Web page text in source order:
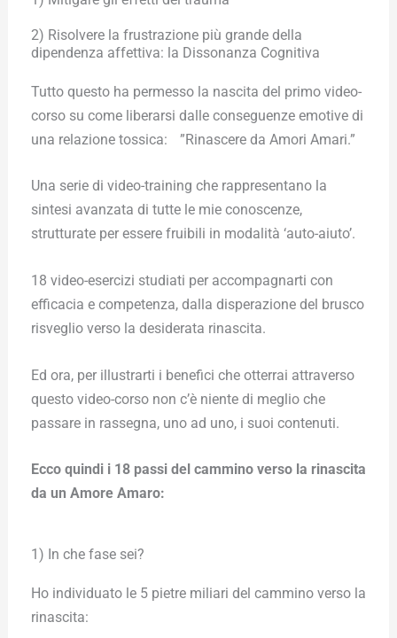
2) Risolvere la frustrazione più grande della
dipendenza affettiva: la Dissonanza Cognitiva
Tutto questo ha permesso la nascita del primo video-
corso su come liberarsi dalle conseguenze emotive di
una relazione tossica: ”Rinascere da Amori Amari.”
Una serie di video-training che rappresentano la
sintesi avanzata di tutte le mie conoscenze,
strutturate per essere fruibili in modalità ‘auto-aiuto’.
18 video-esercizi studiati per accompagnarti con
efficacia e competenza, dalla disperazione del brusco
risveglio verso la desiderata rinascita.
Ed ora, per illustrarti i benefici che otterrai attraverso
questo video-corso non c’è niente di meglio che
passare in rassegna, uno ad uno, i suoi contenuti.
Ecco quindi i 18 passi del cammino verso la rinascita
da un Amore Amaro:
1) In che fase sei?
Ho individuato le 5 pietre miliari del cammino verso la
rinascita: